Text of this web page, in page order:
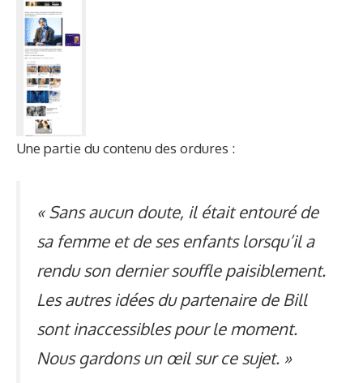
Une partie du contenu des ordures :
« Sans aucun doute, il était entouré de
sa femme et de ses enfants lorsqu’il a
rendu son dernier souffle paisiblement.
Les autres idées du partenaire de Bill
sont inaccessibles pour le moment.
Nous gardons un œil sur ce sujet. »